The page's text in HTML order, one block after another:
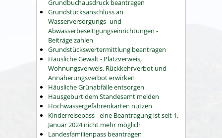
Grundbuchausdruck beantragen
Grundstücksanschluss an
Wasserversorgungs- und
Abwasserbeseitigungseinrichtungen -
Beiträge zahlen
Grundstückswertermittlung beantragen
Häusliche Gewalt - Platzverweis,
Wohnungsverweis, Rückkehrverbot und
Annäherungsverbot erwirken
Häusliche Grünabfälle entsorgen
Hausgeburt dem Standesamt melden
Hochwassergefahrenkarten nutzen
Kinderreisepass - eine Beantragung ist seit 1.
Januar 2024 nicht mehr möglich
Landesfamilienpass beantragen